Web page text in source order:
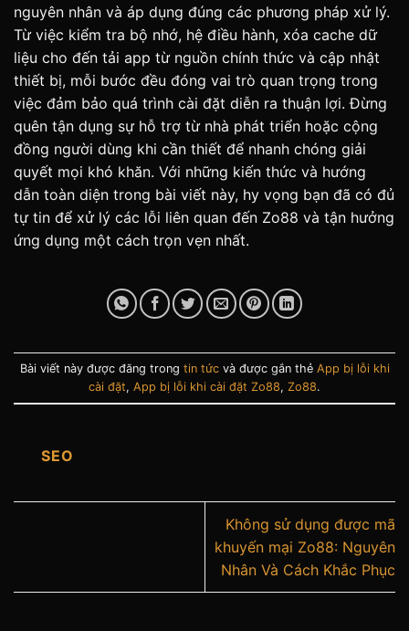
nguyên nhân và áp dụng đúng các phương pháp xử lý.
Từ việc kiểm tra bộ nhớ, hệ điều hành, xóa cache dữ
liệu cho đến tải app từ nguồn chính thức và cập nhật
thiết bị, mỗi bước đều đóng vai trò quan trọng trong
việc đảm bảo quá trình cài đặt diễn ra thuận lợi. Đừng
quên tận dụng sự hỗ trợ từ nhà phát triển hoặc cộng
đồng người dùng khi cần thiết để nhanh chóng giải
quyết mọi khó khăn. Với những kiến thức và hướng
dẫn toàn diện trong bài viết này, hy vọng bạn đã có đủ
tự tin để xử lý các lỗi liên quan đến Zo88 và tận hưởng
ứng dụng một cách trọn vẹn nhất.
Bài viết này được đăng trong tin tứcvà được gắn thẻ App bị lỗi khi
cài đặt, App bị lỗi khi cài đặt Zo88, Zo88.
SEO
Không sử dụng được mã
khuyến mại Zo88: Nguyên
Nhân Và Cách Khắc Phục